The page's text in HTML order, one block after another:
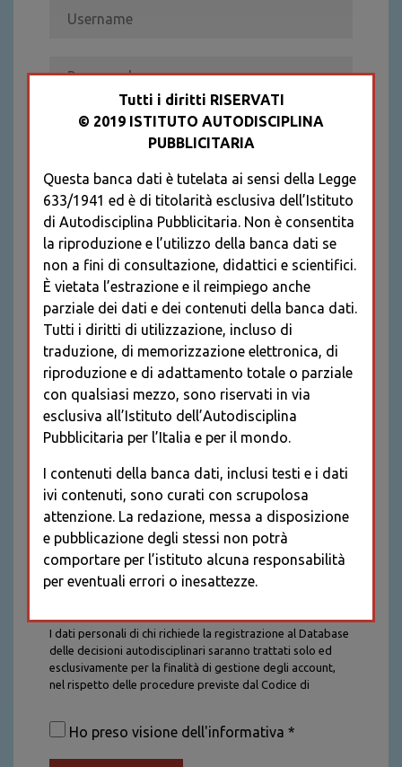
Recupera password
REGISTRATI
* I CAMPI CONTRASSEGNATI SONO
OBBLIGATORI
I dati personali di chi richiede la registrazione al Database
delle decisioni autodisciplinari saranno trattati solo ed
esclusivamente per la finalità di gestione degli account,
nel rispetto delle procedure previste dal Codice di
saranno trattati con tutte le cautele richieste dalla legge e
saranno conservati per la durata stabilita caso per caso
Ho preso visione dell'informativa *
Tutti i diritti RISERVATI
© 2019 ISTITUTO AUTODISCIPLINA
PUBBLICITARIA
Questa banca dati è tutelata ai sensi della Legge
633/1941 ed è di titolarità esclusiva dell’Istituto
di Autodisciplina Pubblicitaria. Non è consentita
la riproduzione e l’utilizzo della banca dati se
non a fini di consultazione, didattici e scientifici.
È vietata l’estrazione e il reimpiego anche
parziale dei dati e dei contenuti della banca dati.
Tutti i diritti di utilizzazione, incluso di
traduzione, di memorizzazione elettronica, di
riproduzione e di adattamento totale o parziale
con qualsiasi mezzo, sono riservati in via
esclusiva all’Istituto dell’Autodisciplina
Pubblicitaria per l’Italia e per il mondo.
I contenuti della banca dati, inclusi testi e i dati
ivi contenuti, sono curati con scrupolosa
attenzione. La redazione, messa a disposizione
e pubblicazione degli stessi non potrà
comportare per l’istituto alcuna responsabilità
per eventuali errori o inesattezze.